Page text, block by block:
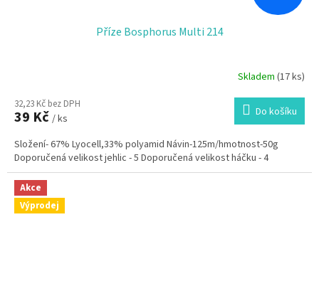
Příze Bosphorus Multi 214
Skladem (17 ks)
32,23 Kč bez DPH
39 Kč / ks Do košíku
Složení- 67% Lyocell,33% polyamid Návin-125m/hmotnost-50g
Doporučená velikost jehlic - 5 Doporučená velikost háčku - 4
Akce
Výprodej